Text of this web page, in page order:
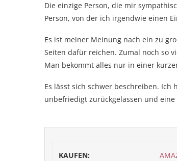
Die einzige Person, die mir
Person, von der ich irgendwie einen
Es ist meiner Meinung nach ein zu
Seiten dafür reichen. Zumal noch so
Man bekommt alles nur in einer
Es lässt sich schwer beschreiben. Ich
unbefriedigt zurückgelassen und
KAUFEN: